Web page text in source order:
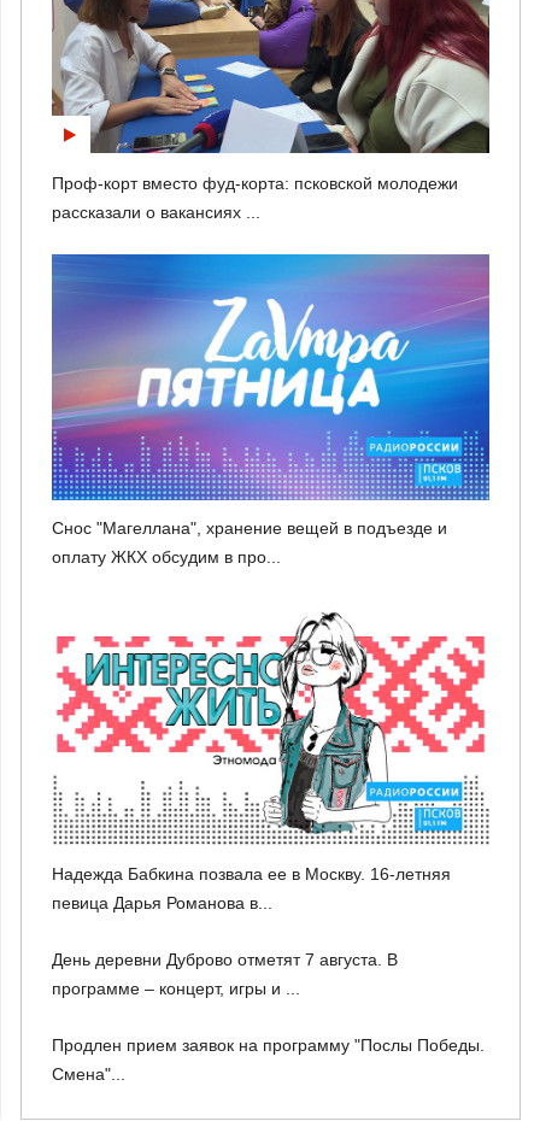
Проф-корт вместо фуд-корта: псковской молодежи
рассказали о вакансиях ...
Снос "Магеллана", хранение вещей в подъезде и
оплату ЖКХ обсудим в про...
Надежда Бабкина позвала ее в Москву. 16-летняя
певица Дарья Романова в...
День деревни Дуброво отметят 7 августа. В
программе – концерт, игры и ...
Продлен прием заявок на программу "Послы Победы.
Смена"...